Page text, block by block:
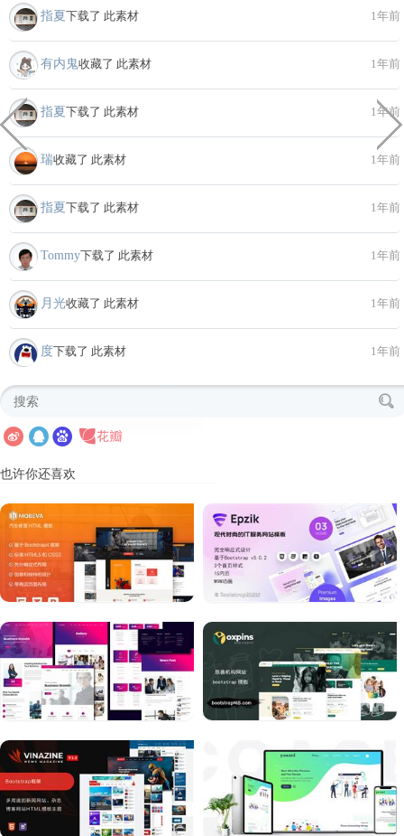
指夏下载了 此素材 1年前
有内鬼收藏了 此素材 1年前
指夏下载了 此素材 1年前
瑞收藏了 此素材 1年前
指夏下载了 此素材 1年前
Tommy下载了 此素材 1年前
月光收藏了 此素材 1年前
度下载了 此素材 1年前
也许你还喜欢